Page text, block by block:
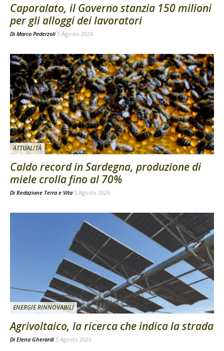
Caporalato, il Governo stanzia 150 milioni
per gli alloggi dei lavoratori
Di Marco Pederzoli 5 Agosto 2026
ATTUALITÀ
Caldo record in Sardegna, produzione di
miele crolla fino al 70%
Di Redazione Terra e Vita 5 Agosto 2026
ENERGIE RINNOVABILI
Agrivoltaico, la ricerca che indica la strada
Di Elena Gherardi 5 Agosto 2026